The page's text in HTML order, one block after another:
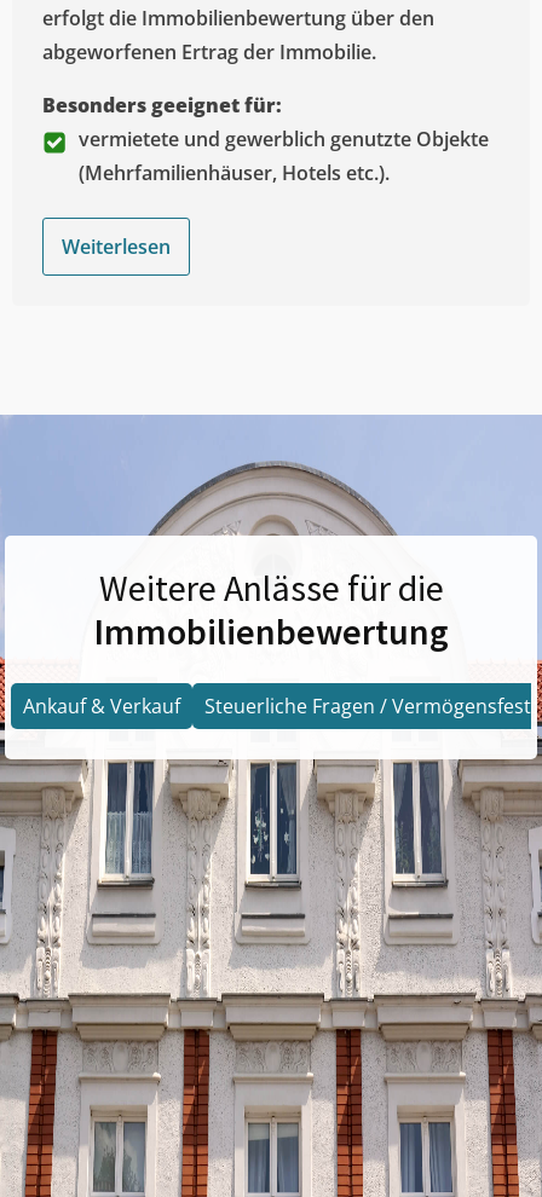
erfolgt die Immobilienbewertung über den
abgeworfenen Ertrag der Immobilie.
Besonders geeignet für:
vermietete und gewerblich genutzte Objekte
(Mehrfamilienhäuser, Hotels etc.).
Weiterlesen
Weitere Anlässe für die
Immobilienbewertung
Ankauf & Verkauf Steuerliche Fragen /